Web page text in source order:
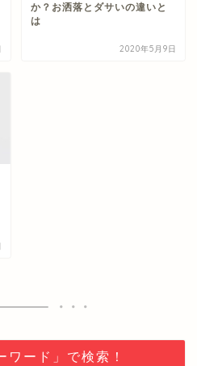
か？お洒落とダサいの違いと
は
2020年5月9日
ワード」で検索！